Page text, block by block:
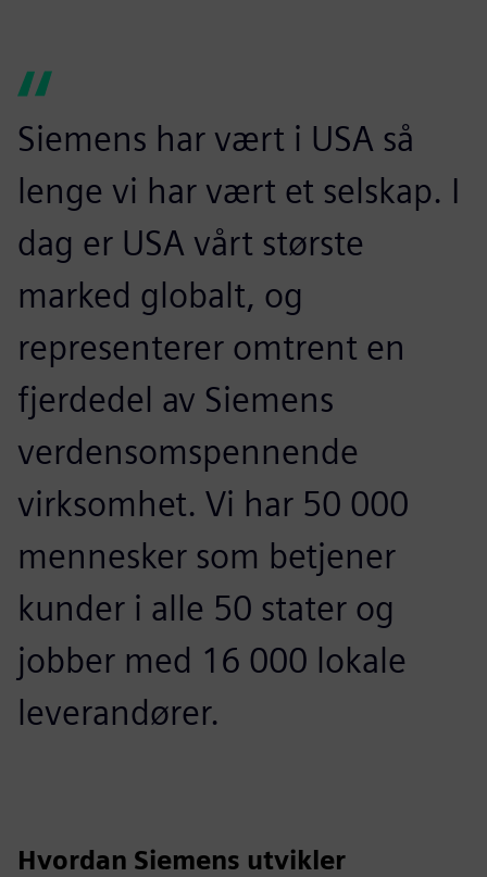
Siemens har vært i USA så
lenge vi har vært et selskap. I
dag er USA vårt største
marked globalt, og
representerer omtrent en
fjerdedel av Siemens
verdensomspennende
virksomhet. Vi har 50 000
mennesker som betjener
kunder i alle 50 stater og
jobber med 16 000 lokale
leverandører.
Hvordan Siemens utvikler